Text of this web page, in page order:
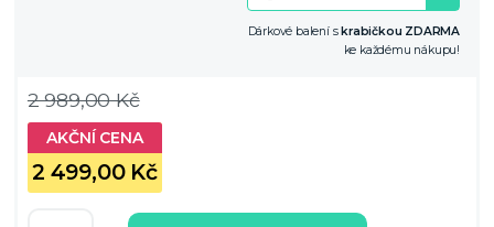
Dárkové balení skrabičkou ZDARMA
ke každému nákupu!
2 499,00 Kč
2 989,00 Kč